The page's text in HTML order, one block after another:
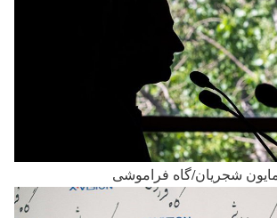
شجریان/گاه فراموشی